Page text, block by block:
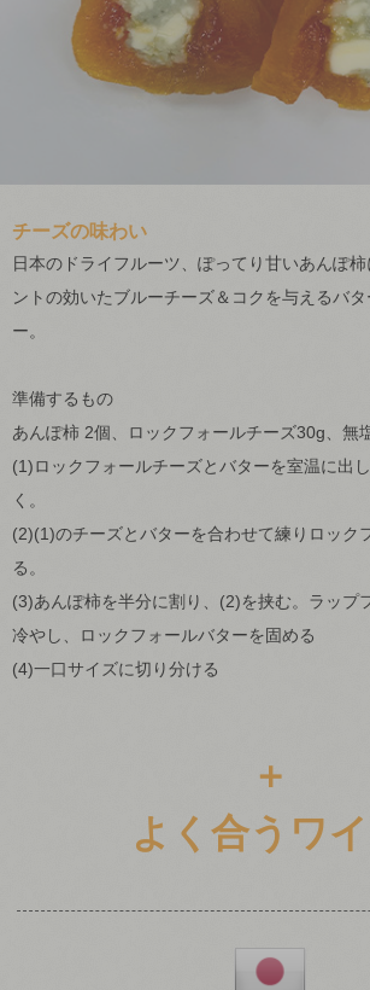
チーズの味わい
日本のドライフルーツ、ぽってり甘いあんぽ
ントの効いたブルーチーズ＆コクを与えるバ
ー。
準備するもの
あんぽ柿 2個、ロックフォールチーズ30g、無
(1)ロックフォールチーズとバターを室温に出
く。
(2)(1)のチーズとバターを合わせて練りロック
る。
(3)あんぽ柿を半分に割り、(2)を挟む。ラップ
冷やし、ロックフォールバターを固める
(4)一口サイズに切り分ける
＋
よく合うワ